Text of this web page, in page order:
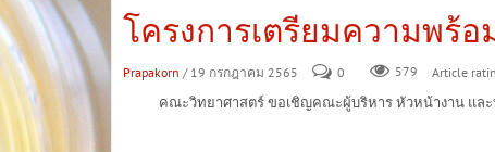
โครงการเตรียมความพร้อ
Prapakorn / 19 กรกฎาคม 2565 0 579 Article
คณะวิทยาศาสตร์ ขอเชิญคณะผู้บริหาร หัวหน้างาน และบุค